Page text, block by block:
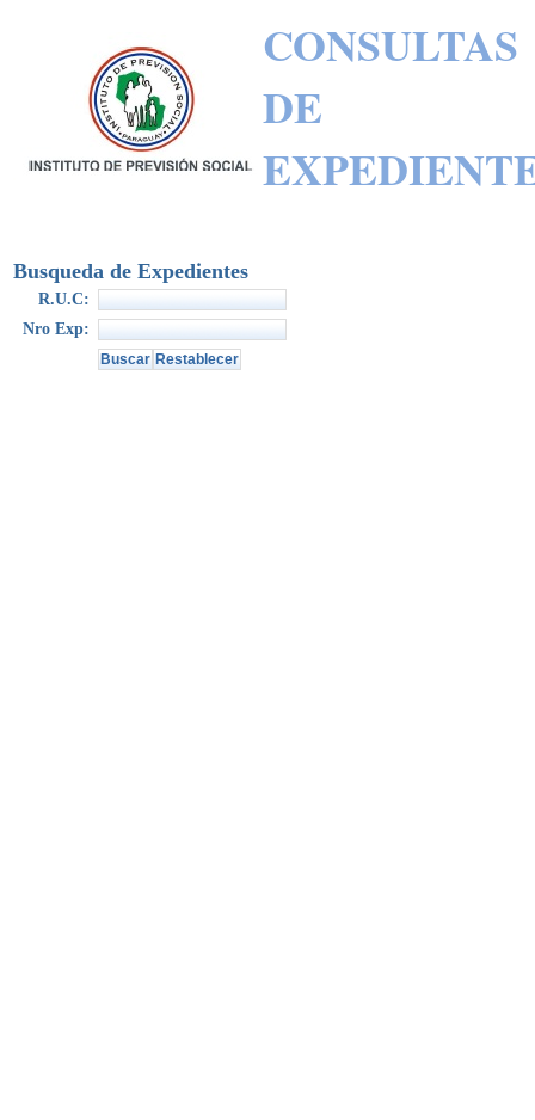
CONSULTAS
DE
Busqueda de Expedientes
R.U.C:
Nro Exp: